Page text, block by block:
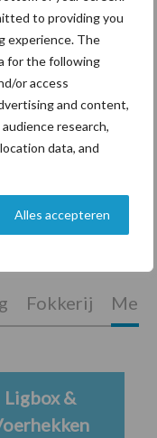
to providing you
experience. The
for the following
or access
and content,
research,
data, and
Alles accepteren
is in
ooit”
Fokkerij
Ligbox &